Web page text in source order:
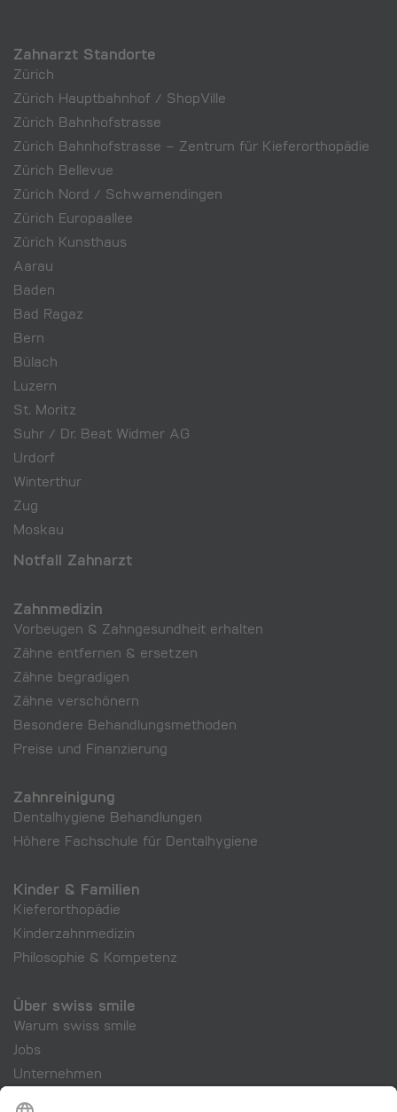
Zahnarzt Standorte
Zürich
Zürich Hauptbahnhof / ShopVille
Zürich Bahnhofstrasse
Zürich Bahnhofstrasse – Zentrum für Kieferorthopädie
Zürich Bellevue
Zürich Nord / Schwamendingen
Zürich Europaallee
Zürich Kunsthaus
Aarau
Baden
Bad Ragaz
Bern
Bülach
Luzern
St. Moritz
Suhr / Dr. Beat Widmer AG
Urdorf
Winterthur
Zug
Moskau
Notfall Zahnarzt
Zahnmedizin
Vorbeugen & Zahngesundheit erhalten
Zähne entfernen & ersetzen
Zähne begradigen
Zähne verschönern
Besondere Behandlungs­methoden
Preise und Finanzierung
Zahnreinigung
Dentalhygiene Behandlungen
Höhere Fachschule für Dentalhygiene
Kinder & Familien
Kieferorthopädie
Kinderzahnmedizin
Philosophie & Kompetenz
Über swiss smile
Warum swiss smile
Jobs
Unternehmen